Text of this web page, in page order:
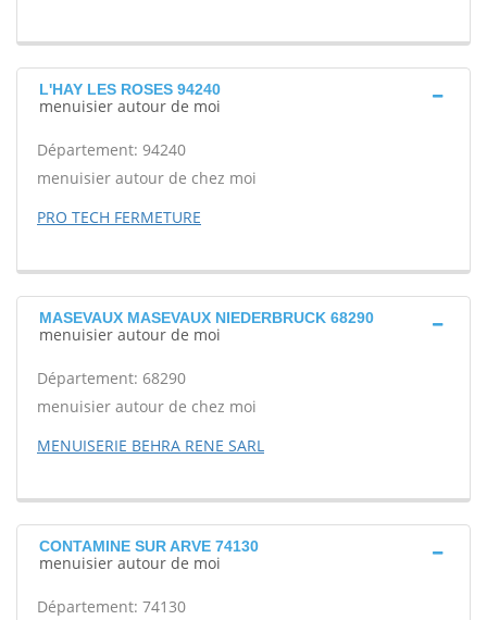
L'HAY LES ROSES 94240
menuisier autour de moi
Département: 94240
menuisier autour de chez moi
PRO TECH FERMETURE
MASEVAUX MASEVAUX NIEDERBRUCK 68290
menuisier autour de moi
Département: 68290
menuisier autour de chez moi
MENUISERIE BEHRA RENE SARL
CONTAMINE SUR ARVE 74130
menuisier autour de moi
Département: 74130